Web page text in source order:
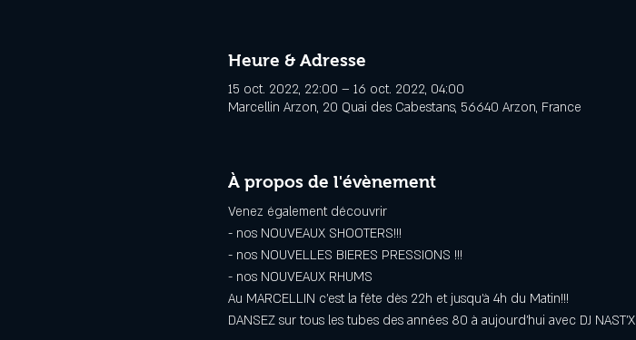
Heure & Adresse
15 oct. 2022, 22:00 – 16 oct. 2022, 04:00
Marcellin Arzon, 20 Quai des Cabestans, 56640 Arzon, France
À propos de l'évènement
Venez également découvrir
- nos NOUVEAUX SHOOTERS!!!
- nos NOUVELLES BIERES PRESSIONS !!!
- nos NOUVEAUX RHUMS
Au MARCELLIN c'est la fête dès 22h et jusqu'à 4h du Matin!!!
DANSEZ sur tous les tubes des années 80 à aujourd'hui avec DJ NAST'X